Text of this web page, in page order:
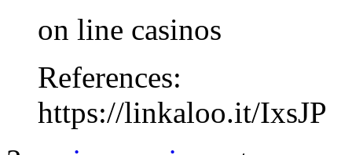
on line casinos
References:
https://linkaloo.it/IxsJP